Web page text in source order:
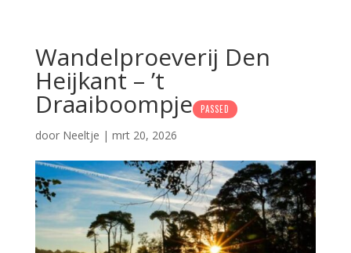
Wandelproeverij Den
Heijkant – ’t
Draaiboompje PASSED
door Neeltje | mrt 20, 2026